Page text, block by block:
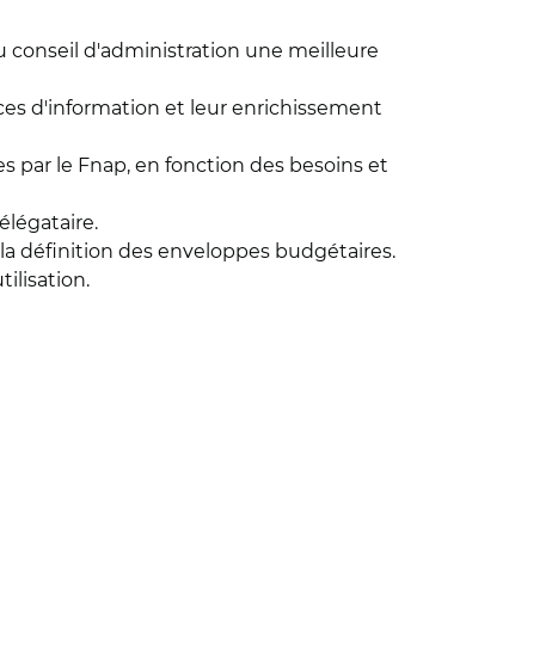
conseil d'administration une meilleure
d'information et leur enrichissement
par le Fnap, en fonction des besoins et
définition des enveloppes budgétaires.